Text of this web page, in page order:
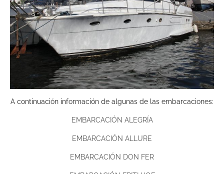
A continuación información de algunas de las embarcaciones:
EMBARCACIÓN ALEGRÍA
EMBARCACIÓN ALLURE
EMBARCACIÓN DON FER